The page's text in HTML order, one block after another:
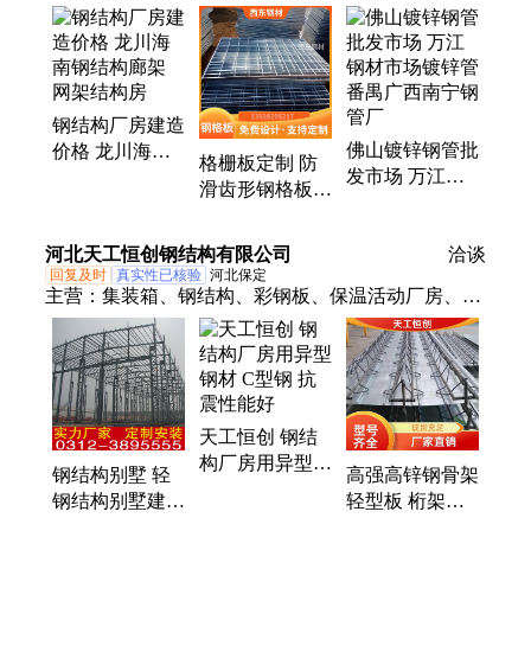
格、地脚螺丝、焊接h型钢、方管、槽钢、角钢、工
字钢、折弯、镀锌管、无缝钢管
钢结构厂房建造
价格 龙川海南
格栅板定制 防
滑齿形钢格板
远厂家加工定做
佛山镀锌钢管批
发市场 万江钢
河北天工恒创钢结构有限公司 洽谈
回复及时 真实性已核验 河北保定
主营： 集装箱、钢结构、彩钢板、保温活动厂房、围
挡板、移动活动房、建材家装、阻燃保温、防火隔
板、防火隔墙、楼承板、彩钢复合板、岩棉墙板、桁
架楼承板、彩钢活动房、树脂瓦屋面、复合彩钢瓦、
仿古琉璃瓦、彩钢活动板房、玻璃丝棉顶板、彩钢岩
棉板夹芯板、彩钢泡沫夹芯板、彩钢净化板、彩钢车
间、彩钢冷库
钢结构别墅 轻
钢结构别墅建造
天工恒创 钢结
构厂房用异型钢
高强高锌钢骨架
轻型板 桁架楼